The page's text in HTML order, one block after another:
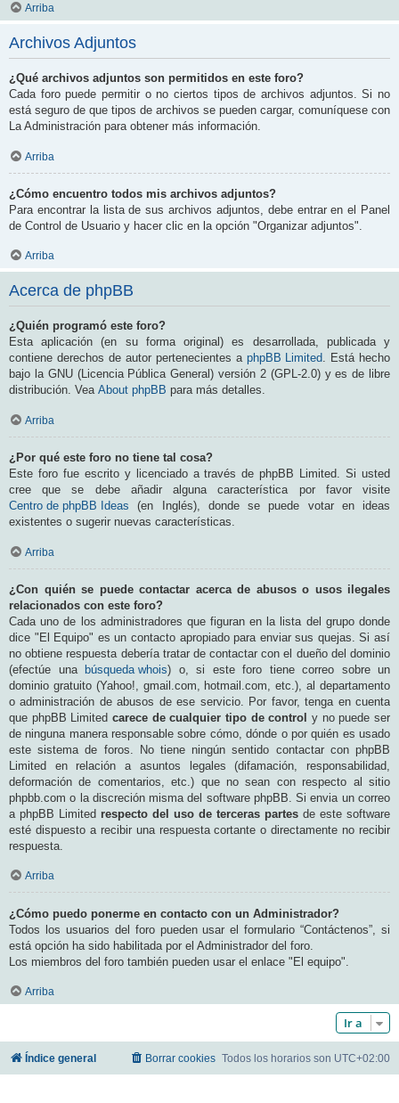
Arriba
Archivos Adjuntos
¿Qué archivos adjuntos son permitidos en este foro?
Cada foro puede permitir o no ciertos tipos de archivos adjuntos. Si no
está seguro de que tipos de archivos se pueden cargar, comuníquese con
La Administración para obtener más información.
Arriba
¿Cómo encuentro todos mis archivos adjuntos?
Para encontrar la lista de sus archivos adjuntos, debe entrar en el Panel
de Control de Usuario y hacer clic en la opción "Organizar adjuntos".
Arriba
Acerca de phpBB
¿Quién programó este foro?
Esta aplicación (en su forma original) es desarrollada, publicada y
contiene derechos de autor pertenecientes a phpBB Limited. Está hecho
bajo la GNU (Licencia Pública General) versión 2 (GPL-2.0) y es de libre
distribución. Vea About phpBB para más detalles.
Arriba
¿Por qué este foro no tiene tal cosa?
Este foro fue escrito y licenciado a través de phpBB Limited. Si usted
cree que se debe añadir alguna característica por favor visite
Centro de phpBB Ideas (en Inglés), donde se puede votar en ideas
existentes o sugerir nuevas características.
Arriba
¿Con quién se puede contactar acerca de abusos o usos ilegales
relacionados con este foro?
Cada uno de los administradores que figuran en la lista del grupo donde
dice "El Equipo" es un contacto apropiado para enviar sus quejas. Si así
no obtiene respuesta debería tratar de contactar con el dueño del dominio
(efectúe una
búsqueda whois) o, si este foro tiene correo sobre un
dominio gratuito (Yahoo!, gmail.com, hotmail.com, etc.), al departamento
o administración de abusos de ese servicio. Por favor, tenga en cuenta
que phpBB Limited carece de cualquier tipo de control y no puede ser
de ninguna manera responsable sobre cómo, dónde o por quién es usado
este sistema de foros. No tiene ningún sentido contactar con phpBB
Limited en relación a asuntos legales (difamación, responsabilidad,
deformación de comentarios, etc.) que no sean con respecto al sitio
phpbb.com o la discreción misma del software phpBB. Si envia un correo
a phpBB Limited respecto del uso de terceras partes de este software
esté dispuesto a recibir una respuesta cortante o directamente no recibir
respuesta.
Arriba
¿Cómo puedo ponerme en contacto con un Administrador?
Todos los usuarios del foro pueden usar el formulario “Contáctenos”, si
está opción ha sido habilitada por el Administrador del foro.
Los miembros del foro también pueden usar el enlace "El equipo".
Arriba
Ir a
Índice general Todos los horarios son UTC+02:00
Borrar cookies